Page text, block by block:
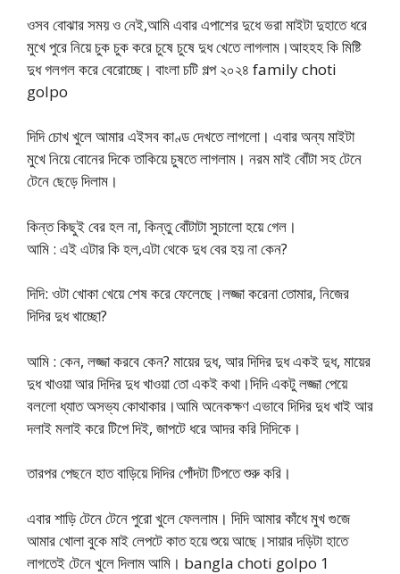
ওসব বোঝার সময় ও নেই,আমি এবার এপাশের দুধে ভরা মাইটা দুহাতে ধরে
মুখে পুরে নিয়ে চুক চুক করে চুষে চুষে দুধ খেতে লাগলাম।আহহহ কি মিষ্টি
দুধ গলগল করে বেরোচ্ছে। বাংলা চটি গল্প ২০২৪ family choti
golpo
দিদি চোখ খুলে আমার এইসব কাণ্ড দেখতে লাগলো। এবার অন্য মাইটা
মুখে নিয়ে বোনের দিকে তাকিয়ে চুষতে লাগলাম। নরম মাই বোঁটা সহ টেনে
টেনে ছেড়ে দিলাম।
কিন্ত কিছুই বের হল না, কিন্তু বোঁটাটা সুচালো হয়ে গেল।
আমি : এই এটার কি হল,এটা থেকে দুধ বের হয় না কেন?
দিদি: ওটা খোকা খেয়ে শেষ করে ফেলেছে।লজ্জা করেনা তোমার, নিজের
দিদির দুধ খাচ্ছো?
আমি : কেন, লজ্জা করবে কেন? মায়ের দুধ, আর দিদির দুধ একই দুধ, মায়ের
দুধ খাওয়া আর দিদির দুধ খাওয়া তো একই কথা।দিদি একটু লজ্জা পেয়ে
বললো ধ্যাত অসভ্য কোথাকার।আমি অনেকক্ষণ এভাবে দিদির দুধ খাই আর
দলাই মলাই করে টিপে দিই, জাপটে ধরে আদর করি দিদিকে।
তারপর পেছনে হাত বাড়িয়ে দিদির পোঁদটা টিপতে শুরু করি।
এবার শাড়ি টেনে টেনে পুরো খুলে ফেললাম। দিদি আমার কাঁধে মুখ গুজে
আমার খোলা বুকে মাই লেপটে কাত হয়ে শুয়ে আছে।সায়ার দড়িটা হাতে
লাগতেই টেনে খুলে দিলাম আমি। bangla choti golpo 1